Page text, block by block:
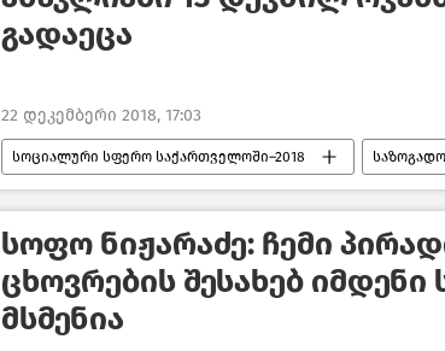
გადაეცა
22 დეკემბერი 2018, 17:03
სოციალური სფერო საქართველოში–2018
სოფო ნიჟარაძე: ჩემი
ცხოვრების შესახებ
მსმენია